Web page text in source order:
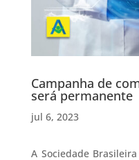
Campanha de
será permanente
jul 6, 2023
A Sociedade